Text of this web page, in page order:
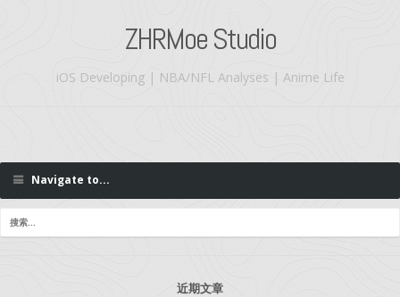
ZHRMoe Studio
iOS Developing | NBA/NFL Analyses | Anime Life
Navigate to...
近期文章